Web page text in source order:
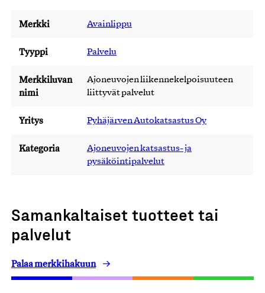
Merkki Avainlippu
Tyyppi Palvelu
Merkkiluvan
nimi
Ajoneuvojen liikennekelpoisuuteen
liittyvät palvelut
Yritys Pyhäjärven Autokatsastus Oy
Kategoria
Ajoneuvojen katsastus- ja
pysäköintipalvelut
Samankaltaiset tuotteet tai
palvelut
Palaa merkkihakuun